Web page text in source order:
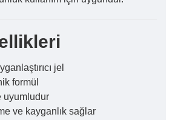
jel
formül
uyumludur
ve kayganlık sağlar